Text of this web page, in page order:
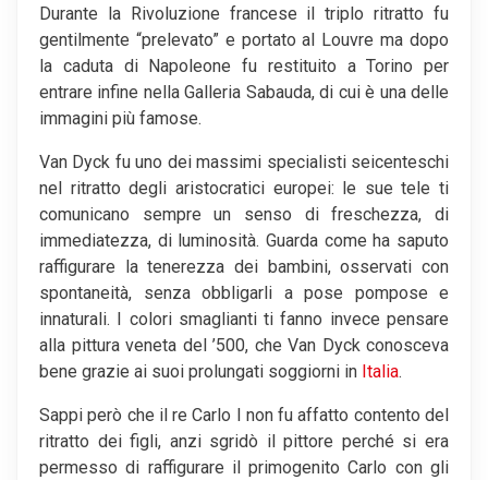
Durante la Rivoluzione francese il triplo ritratto fu
gentilmente “prelevato” e portato al Louvre ma dopo
la caduta di Napoleone fu restituito a Torino per
entrare infine nella Galleria Sabauda, di cui è una delle
immagini più famose.
Van Dyck fu uno dei massimi specialisti seicenteschi
nel ritratto degli aristocratici europei: le sue tele ti
comunicano sempre un senso di freschezza, di
immediatezza, di luminosità. Guarda come ha saputo
raffigurare la tenerezza dei bambini, osservati con
spontaneità, senza obbligarli a pose pompose e
innaturali. I colori smaglianti ti fanno invece pensare
alla pittura veneta del ’500, che Van Dyck conosceva
bene grazie ai suoi prolungati soggiorni in Italia.
Sappi però che il re Carlo I non fu affatto contento del
ritratto dei figli, anzi sgridò il pittore perché si era
permesso di raffigurare il primogenito Carlo con gli